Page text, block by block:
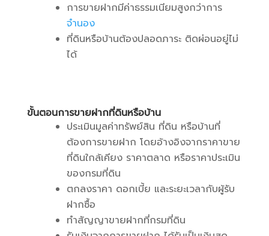
การขายฝากมีค่าธรรมเนียมสูงกว่าการ
จำนอง
ที่ดินหรือบ้านต้องปลอดภาระ ติดผ่อนอยู่ไม่
ได้
ขั้นตอนการขายฝากที่ดินหรือบ้าน
ประเมินมูลค่าทรัพย์สิน ที่ดิน หรือบ้านที่
ต้องการขายฝาก โดยอ้างอิงจากราคาขาย
ที่ดินใกล้เคียง ราคาตลาด หรือราคาประเมิน
ของกรมที่ดิน
ตกลงราคา ดอกเบี้ย และระยะเวลากับผู้รับ
ฝากซื้อ
ทำสัญญาขายฝากที่กรมที่ดิน